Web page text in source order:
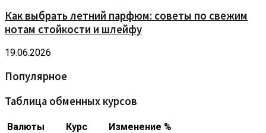
Как выбрать летний парфюм: советы по свежим
нотам стойкости и шлейфу
19.06.2026
Популярное
Таблица обменных курсов
Валюты Курс
Изменение %